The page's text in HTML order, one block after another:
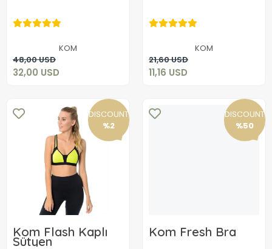
KOM
48,00 USD
32,00 USD
32,00 USD
Add to cart
KOM
21,60 USD
11,16 USD
11,16 USD
Add to cart
DISCOUNT
%2
Kom Flash Kaplı
Sütyen
DISCOUNT
%50
Kom Fresh Bra